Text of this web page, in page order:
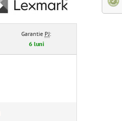
Garantie PJ:
6 luni